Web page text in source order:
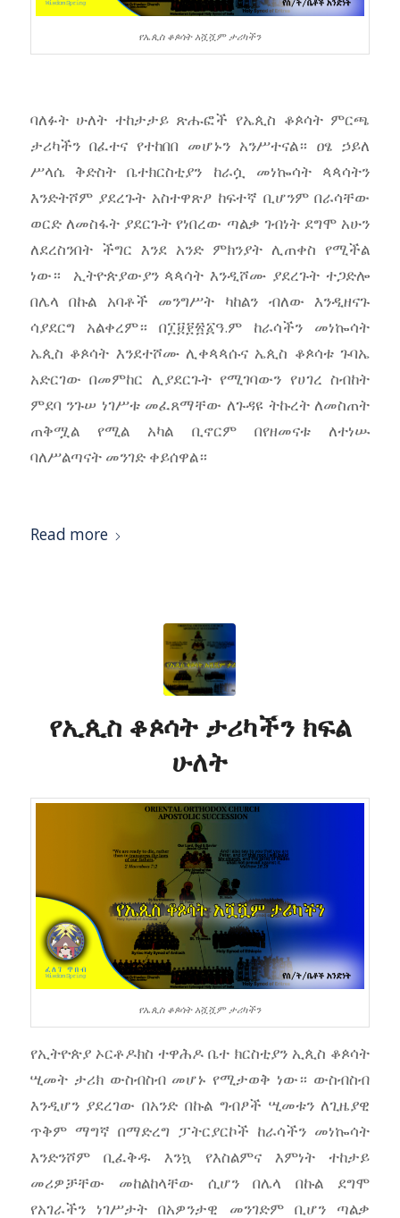
የኤጲስ ቆጶሳት አሿሿም ታሪካችን
ባለፉት ሁለት ተከታታይ ጽሑፎች የኤጲስ ቆጶሳት ምርጫ
ታሪካችን በፈተና የተከበበ መሆኑን አንሥተናል። ዐፄ ኃይለ
ሥላሴ ቅድስት ቤተክርስቲያን ከራሷ መነኰሳት ጳጳሳትን
እንድትሾም ያደረጉት አስተዋጽዖ ከፍተኛ ቢሆንም በራሳቸው
ወርድ ለመስፋት ያደርጉት የነበረው ጣልቃ ገብነት ደግሞ አሁን
ለደረስንበት ችግር እንደ አንድ ምክንያት ሊጠቀስ የሚችል
ነው። ኢትዮጵያውያን ጳጳሳት እንዲሾሙ ያደረጉት ተጋድሎ
በሌላ በኩል አባቶች መንግሥት ካከልን ብለው እንዲዘናጉ
ሳያደርግ አልቀረም። በ፲፱፻፳፩ዓ.ም ከራሳችን መነኰሳት
ኤጲስ ቆጶሳት እንደተሾሙ ሊቀጳጳሱና ኤጲስ ቆጶሳቱ ጉባኤ
አድርገው በመምከር ሊያደርጉት የሚገባውን የሀገረ ስብከት
ምደባ ንጉሠ ነገሥቱ መፈጸማቸው ለጉዳዩ ትኩረት ለመስጠት
ጠቅሟል የሚል አካል ቢኖርም በየዘመናቱ ለተነሡ
ባለሥልጣናት መንገድ ቀይሰዋል።
Read more
የኢጲስ ቆጶሳት ታሪካችን ክፍል
ሁለት
የኤጲስ ቆጶሳት አሿሿም ታሪካችን
የኢትዮጵያ ኦርቶዶክስ ተዋሕዶ ቤተ ክርስቲያን ኢጲስ ቆጶሳት
ሢመት ታሪክ ውስብስብ መሆኑ የሚታወቅ ነው። ውስብስብ
እንዲሆን ያደረገው በአንድ በኩል ግብፆች ሢመቱን ለጊዜያዊ
ጥቅም ማግኛ በማድረግ ፓትርያርኮች ከራሳችን መነኰሳት
እንድንሾም ቢፈቅዱ እንኳ የእስልምና እምነት ተከታይ
መሪዎቻቸው መከልከላቸው ሲሆን በሌላ በኩል ደግሞ
የአገራችን ነገሥታት በአዎንታዊ መንገድም ቢሆን ጣልቃ